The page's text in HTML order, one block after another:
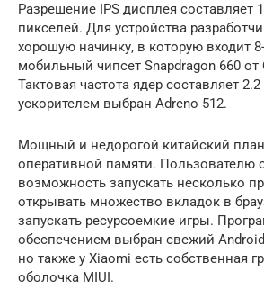
Разрешение IPS дисплея составляет
пикселей. Для устройства
хорошую начинку, в которую входит
мобильный чипсет Snapdragon 660 от
Тактовая частота ядер составляет
ускорителем выбран Adreno 512.
Мощный и недорогой китайский
оперативной памяти. Пользователю
возможность запускать несколько
открывать множество вкладок в
запускать ресурсоемкие игры.
обеспечением выбран свежий
но также у Xiaomi есть собственная
оболочка MIUI.